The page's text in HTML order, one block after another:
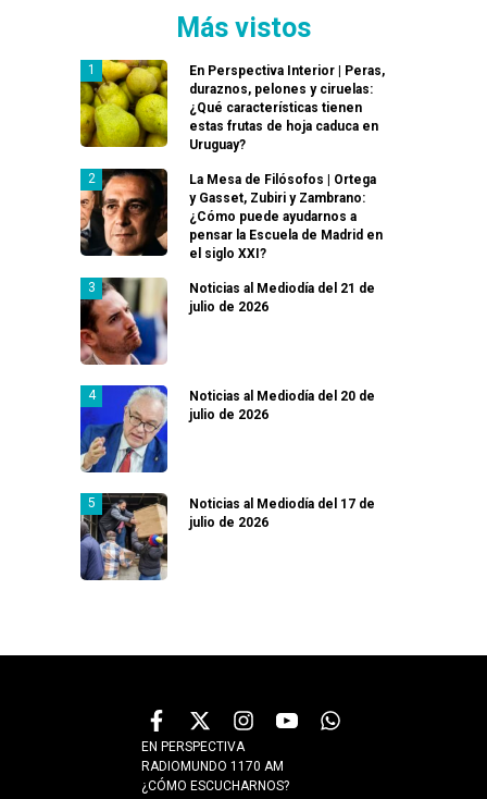
Más vistos
En Perspectiva Interior | Peras,
duraznos, pelones y ciruelas:
¿Qué características tienen
estas frutas de hoja caduca en
Uruguay?
La Mesa de Filósofos | Ortega
y Gasset, Zubiri y Zambrano:
¿Cómo puede ayudarnos a
pensar la Escuela de Madrid en
el siglo XXI?
Noticias al Mediodía del 21 de
julio de 2026
Noticias al Mediodía del 20 de
julio de 2026
Noticias al Mediodía del 17 de
julio de 2026
EN PERSPECTIVA
RADIOMUNDO 1170 AM
¿CÓMO ESCUCHARNOS?